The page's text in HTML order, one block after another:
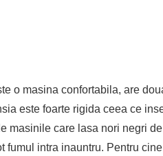
o masina confortabila, are
este foarte rigida ceea ce
masinile care lasa nori negri
fumul intra inauntru. Pentru